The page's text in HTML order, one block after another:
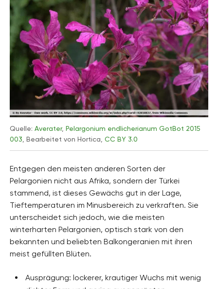
Quelle: Averater, Pelargonium endlicherianum GotBot 2015
003 , Bearbeitet von Hortica, CC BY 3.0
Entgegen den meisten anderen Sorten der
Pelargonien nicht aus Afrika, sondern der Türkei
stammend, ist dieses Gewächs gut in der Lage,
Tieftemperaturen im Minusbereich zu verkraften. Sie
unterscheidet sich jedoch, wie die meisten
winterharten Pelargonien, optisch stark von den
bekannten und beliebten Balkongeranien mit ihren
meist gefüllten Blüten.
Ausprägung: lockerer, krautiger Wuchs mit wenig